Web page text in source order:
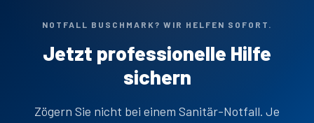
NOTFALL BUSCHMARK? WIR HELFEN SOFORT.
Jetzt professionelle Hilfe
sichern
Zögern Sie nicht bei einem Sanitär-Notfall. Je